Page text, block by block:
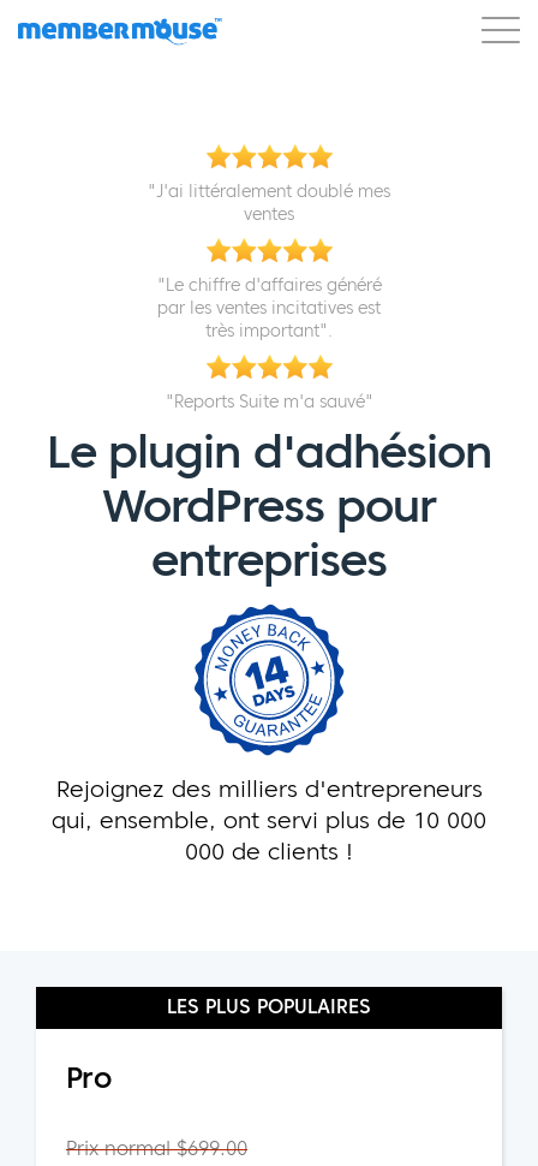
"J'ai littéralement doublé mes
ventes
"Le chiffre d'affaires généré
par les ventes incitatives est
très important".
"Reports Suite m'a sauvé"
Le plugin d'adhésion
WordPress pour
entreprises
Rejoignez des milliers d'entrepreneurs
qui, ensemble, ont servi plus de 10 000
000 de clients !
LES PLUS POPULAIRES
Pro
Prix normal $699.00